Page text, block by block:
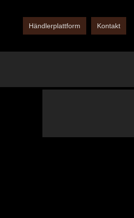
Händlerplattform Kontakt